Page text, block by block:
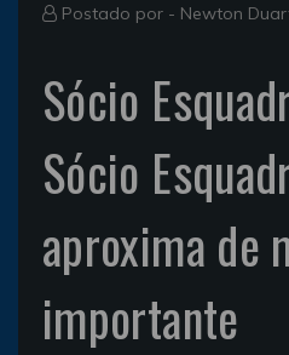
Postado por - Newton
Sócio
Sócio
aproxima de
importante